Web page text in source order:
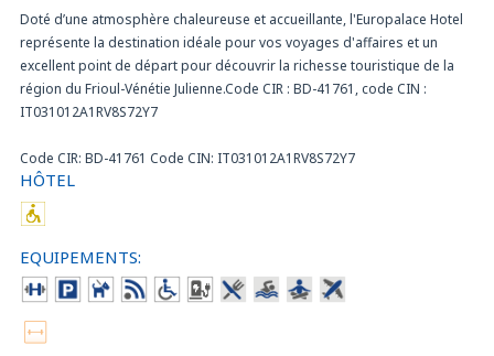
Doté d’une atmosphère chaleureuse et accueillante, l'Europalace Hotel
représente la destination idéale pour vos voyages d'affaires et un
excellent point de départ pour découvrir la richesse touristique de la
région du Frioul-Vénétie Julienne.Code CIR : BD-41761, code CIN :
IT031012A1RV8S72Y7
Code CIR: BD-41761 Code CIN: IT031012A1RV8S72Y7
HÔTEL
EQUIPEMENTS: